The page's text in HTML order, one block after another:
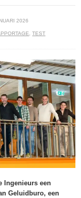
2026
,TEST
Ingenieurs een
Geluidburo, een